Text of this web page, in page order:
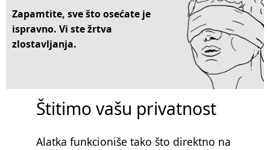
Zapamtite, sve što osećate je
ispravno. Vi ste žrtva
zlostavljanja.
Štitimo vašu privatnost
Alatka funkcioniše tako što direktno na